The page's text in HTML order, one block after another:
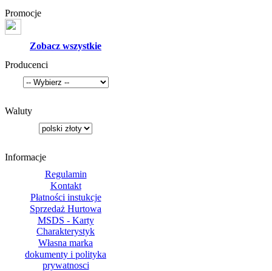
Promocje
Zobacz wszystkie
Producenci
Waluty
Informacje
Regulamin
Kontakt
Płatności instukcje
Sprzedaż Hurtowa
MSDS - Karty
Charakterystyk
Własna marka
dokumenty i polityka
prywatnosci